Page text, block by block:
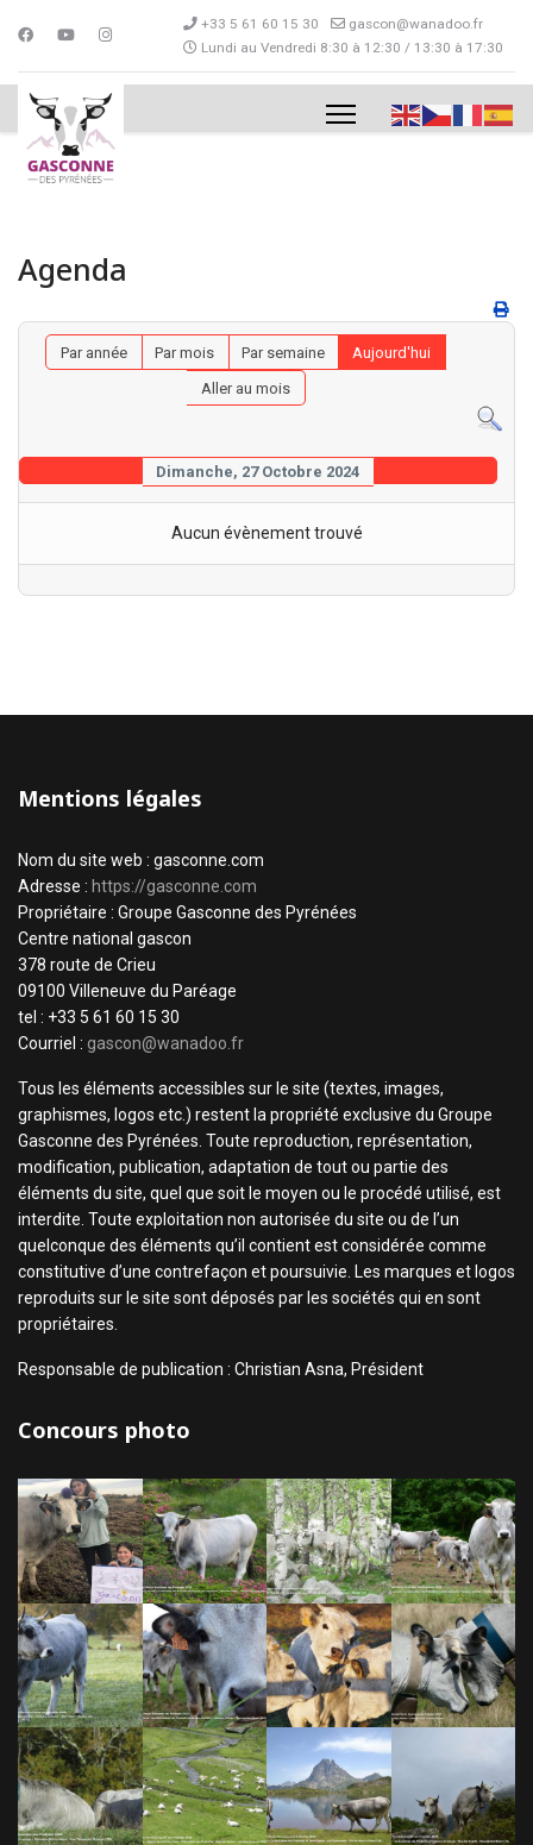
+33 5 61 60 15 30
gascon@wanadoo.fr
Lundi au Vendredi 8:30 à 12:30 / 13:30 à 17:30
Agenda
Par année Par mois Par semaine
Aujourd'hui
Aller au mois
Dimanche, 27 Octobre 2024
Aucun évènement trouvé
Mentions légales
Nom du site web : gasconne.com
Adresse : https://gasconne.com
Propriétaire : Groupe Gasconne des Pyrénées
Centre national gascon
378 route de Crieu
09100 Villeneuve du Paréage
tel : +33 5 61 60 15 30
Courriel : gascon@wanadoo.fr
Tous les éléments accessibles sur le site (textes, images,
graphismes, logos etc.) restent la propriété exclusive du Groupe
Gasconne des Pyrénées. Toute reproduction, représentation,
modification, publication, adaptation de tout ou partie des
éléments du site, quel que soit le moyen ou le procédé utilisé, est
interdite. Toute exploitation non autorisée du site ou de l’un
quelconque des éléments qu’il contient est considérée comme
constitutive d’une contrefaçon et poursuivie. Les marques et logos
reproduits sur le site sont déposés par les sociétés qui en sont
propriétaires.
Responsable de publication : Christian Asna, Président
Concours photo